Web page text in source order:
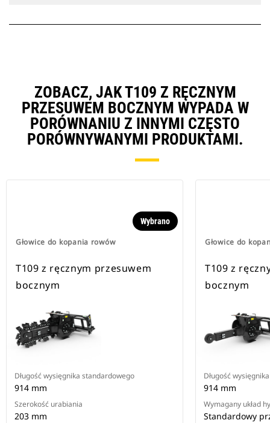
ZOBACZ, JAK T109 Z RĘCZNYM
PRZESUWEM BOCZNYM WYPADA W
PORÓWNANIU Z INNYMI CZĘSTO
PORÓWNYWANYMI PRODUKTAMI.
Głowice do kopania rowów
Wybrano
T109 z ręcznym przesuwem
bocznym
Długość wysięgnika standardowego
914 mm
Szerokość urabiania
203 mm
Głowice do
T109 z
bocznym
Długość
914 mm
Wymagany układ
Standardowy